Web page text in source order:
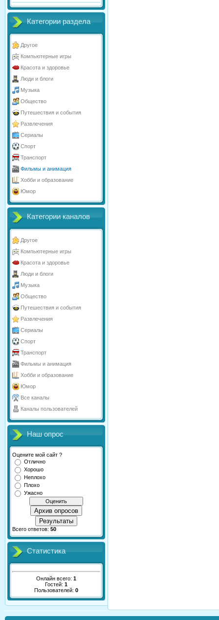
Категории раздела
Другое
Компьютерные игры
Красота и здоровье
Люди и блоги
Музыка
Общество
Путешествия и события
Развлечения
Сериалы
Спорт
Транспорт
Фильмы и анимация
Хобби и образование
Юмор
Категории каналов
Другое
Компьютерные игры
Красота и здоровье
Люди и блоги
Музыка
Общество
Путешествия и события
Развлечения
Сериалы
Спорт
Транспорт
Фильмы и анимация
Хобби и образование
Юмор
Все каналы
Каналы пользователей
Наш опрос
Оцените мой сайт ?
Отлично
Хорошо
Неплохо
Плохо
Ужасно
Архив опросов
Результаты
Всего ответов: 50
Статистика
Онлайн всего: 1
Гостей: 1
Пользователей: 0